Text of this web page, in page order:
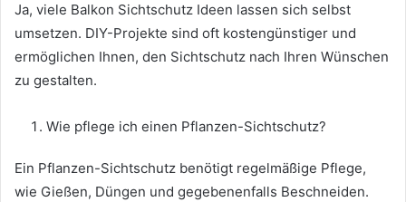
Ja, viele Balkon Sichtschutz Ideen lassen sich selbst
umsetzen. DIY-Projekte sind oft kostengünstiger und
ermöglichen Ihnen, den Sichtschutz nach Ihren Wünschen
zu gestalten.
Wie pflege ich einen Pflanzen-Sichtschutz?
Ein Pflanzen-Sichtschutz benötigt regelmäßige Pflege,
wie Gießen, Düngen und gegebenenfalls Beschneiden.